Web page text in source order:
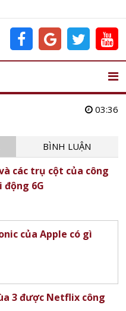
03:36
BÌNH LUẬN
các trụ cột của công
6G
của Apple có gì
3 được Netflix công